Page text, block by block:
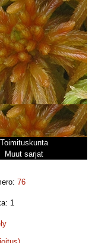
Toimituskunta
Muut sarjat
76
1